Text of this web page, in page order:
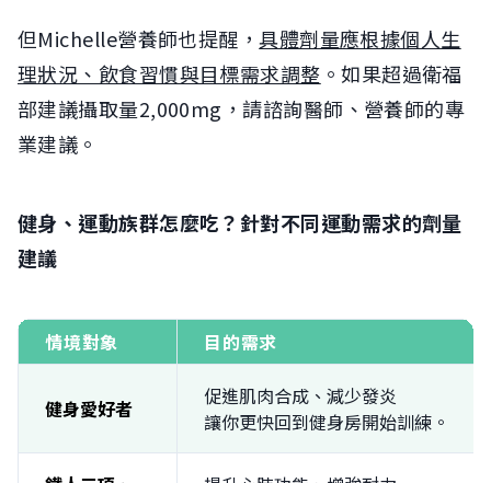
但Michelle營養師也提醒，具體劑量應根據個人生
理狀況、飲食習慣與目標需求調整 。如果超過衛福
部建議攝取量2,000mg，請諮詢醫師、營養師的專
業建議。
健身、運動族群怎麼吃？針對不同運動需求的劑量
建議
情境對象 目的需求
健身愛好者
促進肌肉合成、減少發炎
讓你更快回到健身房開始訓練。